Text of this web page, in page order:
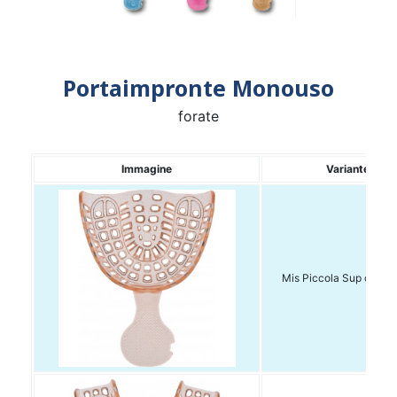
Portaimpronte Monouso
forate
Immagine Variante
Mis Piccola Sup conf.